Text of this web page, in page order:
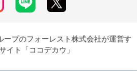
ープのフォーレスト株式会社が運営す
イト「ココデカウ」